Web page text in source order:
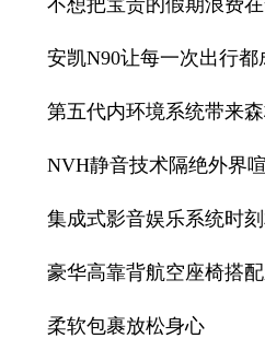
安凯N90让每一次出行都
第五代内环境系统带来
NVH静音技术隔绝外界
集成式影音娱乐系统时
豪华高靠背航空座椅搭
柔软包裹放松身心